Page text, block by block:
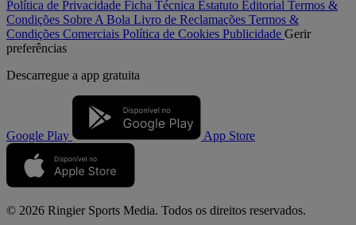
Política de Privacidade Ficha Técnica Estatuto Editorial Termos &
Condições Sobre A Bola Livro de Reclamações Termos &
Condições Comerciais Política de Cookies Publicidade Gerir
preferências
Descarregue a app gratuita
Google Play App Store
© 2026 Ringier Sports Media. Todos os direitos reservados.